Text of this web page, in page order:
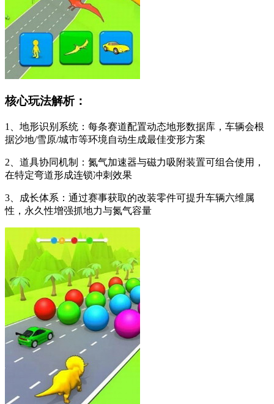
核心玩法解析：
1、地形识别系统：每条赛道配置动态地形数据库，车辆会根
据沙地/雪原/城市等环境自动生成最佳变形方案
2、道具协同机制：氮气加速器与磁力吸附装置可组合使用，
在特定弯道形成连锁冲刺效果
3、成长体系：通过赛事获取的改装零件可提升车辆六维属
性，永久性增强抓地力与氮气容量